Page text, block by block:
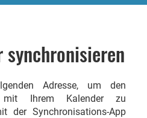
synchronisieren
Adresse, um den
mit Ihrem Kalender zu
der Synchronisations-App